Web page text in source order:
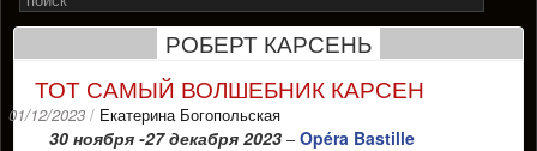
for
РОБЕРТ КАРСЕНЬ
ТОТ САМЫЙ ВОЛШЕБНИК КАРСЕН
01/12/2023 / Екатерина Богопольская
30 ноября -27 декабря 2023 –Opéra Bastille